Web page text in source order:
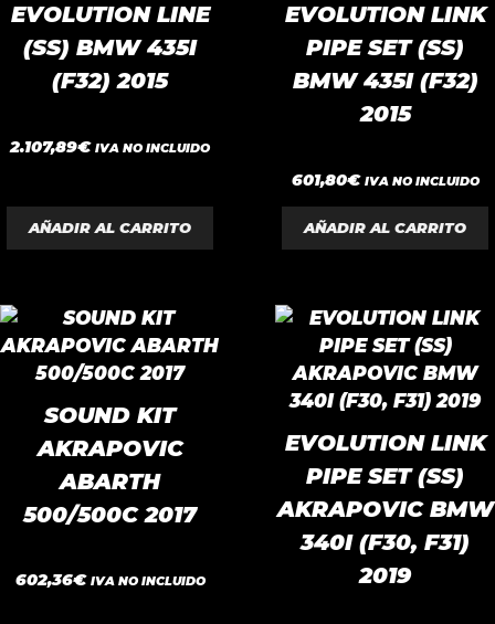
EVOLUTION LINE
(SS) BMW 435I
(F32) 2015
0
d
2.107,89€ IVA NO INCLUIDO
AÑADIR AL CARRITO
EVOLUTION LINK
PIPE SET (SS)
BMW 435I (F32)
2015
0
d
e
5
601,80€ IVA NO INCLUIDO
AÑADIR AL CARRITO
SOUND KIT
AKRAPOVIC
ABARTH
500/500C 2017
0
d
602,36€ IVA NO INCLUIDO
EVOLUTION LINK
PIPE SET (SS)
AKRAPOVIC BMW
340I (F30, F31)
2019